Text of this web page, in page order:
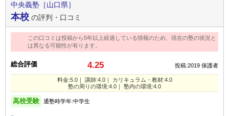
中央義塾［山口県］
本校 の評判・口コミ
この口コミは投稿から5年以上経過している情報のため、現在の塾の状況と
は異なる可能性が有ります。
総合評価 4.25 投稿:2019 保護者
料金:5.0｜ 講師:4.0｜ カリキュラム・教材:4.0
塾の周りの環境:4.0｜ 塾内の環境:4.0
高校受験 通塾時学年:中学生